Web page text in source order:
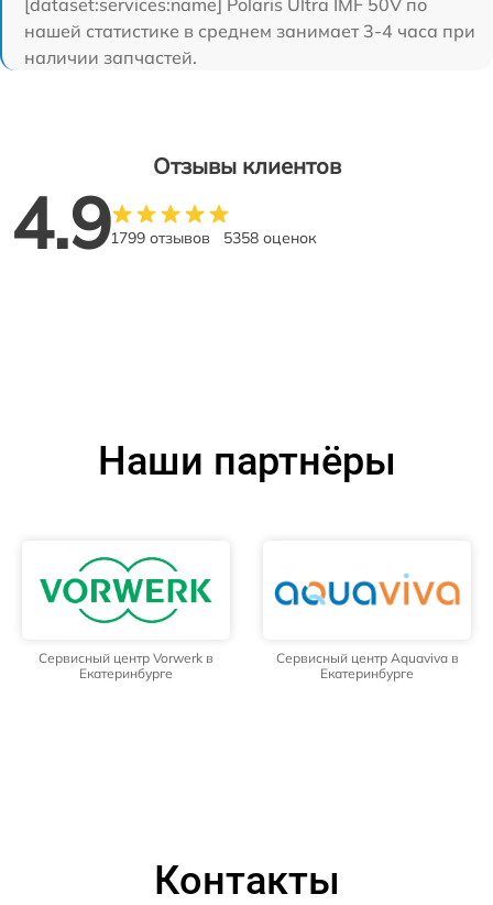
[dataset:services:name] Polaris Ultra IMF 50V по
нашей статистике в среднем занимает 3-4 часа при
наличии запчастей.
Отзывы клиентов
4.91799 отзывов 5358 оценок
Наши партнёры
Сервисный центр Vorwerk в
Екатеринбурге
Сервисный центр Aquaviva в
Екатеринбурге
Контакты